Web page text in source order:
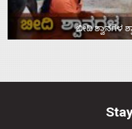
ಬೀದಿ ಶ್ವಾನಗಳ